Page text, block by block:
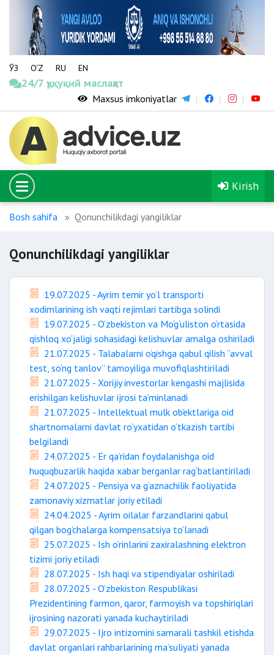
ЎЗ O‘Z RU EN
24/7 ҳуқуқий маслаҳат
Maxsus imkoniyatlar
Kirish
Bosh sahifa Qonunchilikdagi yangiliklar
Qonunchilikdagi yangiliklar
19.07.2025 - Ayrim temir yo‘l transporti
xodimlarining ish vaqti rejimlari tartibga solindi
19.07.2025 - O‘zbekiston va Mo‘g‘uliston o‘rtasida
qishloq xo‘jaligi sohasidagi kelishuvlar amalga oshiriladi
21.07.2025 - Talabalarni o‘qishga qabul qilish “avval
test, so‘ng tanlov” tamoyiliga muvofiqlashtiriladi
21.07.2025 - Xorijiy investorlar kengashi majlisida
erishilgan kelishuvlar ijrosi ta’minlanadi
21.07.2025 - Intellektual mulk ob’ektlariga oid
shartnomalarni davlat ro‘yxatidan o‘tkazish tartibi
belgilandi
24.07.2025 - Er qa’ridan foydalanishga oid
huquqbuzarlik haqida xabar berganlar rag‘batlantiriladi
24.07.2025 - Pensiya va g‘aznachilik faoliyatida
zamonaviy xizmatlar joriy etiladi
24.04.2025 - Ayrim oilalar farzandlarini qabul
qilgan bog‘chalarga kompensatsiya to‘lanadi
25.07.2025 - Ish o‘rinlarini zaxiralashning elektron
tizimi joriy etiladi
28.07.2025 - Ish haqi va stipendiyalar oshiriladi
28.07.2025 - O‘zbekiston Respublikasi
Prezidentining farmon, qaror, farmoyish va topshiriqlari
ijrosining nazorati yanada kuchaytiriladi
29.07.2025 - Ijro intizomini samarali tashkil etishda
davlat organlari rahbarlarining ma’suliyati yanada